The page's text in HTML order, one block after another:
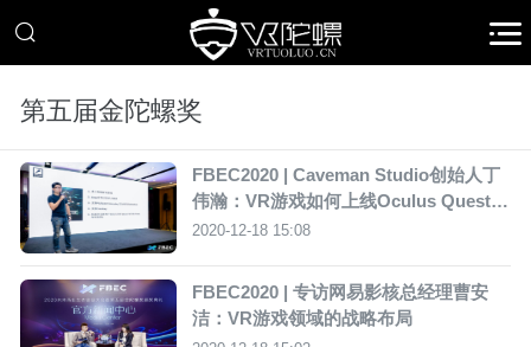
第五届金陀螺奖
FBEC2020 | Caveman Studio创始人丁
伟瀚：VR游戏如何上线Oculus Quest平
台？
2020-12-18 15:08
FBEC2020 | 专访网易影核总经理曹安
洁：VR游戏领域的战略布局